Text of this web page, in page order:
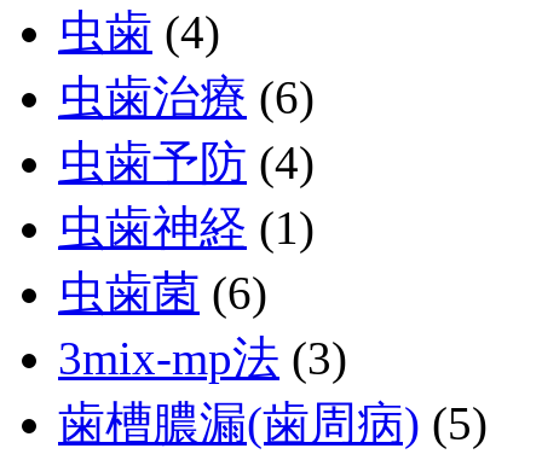
虫歯 (4)
虫歯治療 (6)
虫歯予防 (4)
虫歯神経 (1)
虫歯菌 (6)
3mix-mp法 (3)
歯槽膿漏(歯周病) (5)